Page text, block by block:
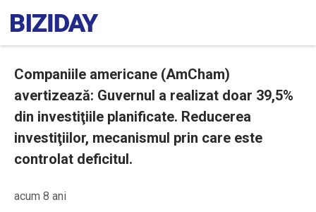
Companiile americane (AmCham)
avertizează: Guvernul a realizat doar 39,5%
din investiţiile planificate. Reducerea
investiţiilor, mecanismul prin care este
controlat deficitul.
acum 8 ani